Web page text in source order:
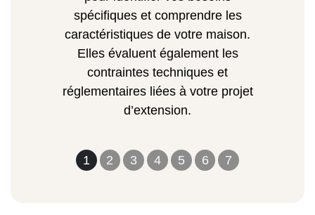
1 2 3 4 5 6 7
spécifiques et comprendre les
caractéristiques de votre maison.
Elles évaluent également les
contraintes techniques et
réglementaires liées à votre projet
d’extension.